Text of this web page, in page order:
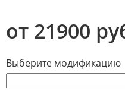
от 21900
Выберите модификацию